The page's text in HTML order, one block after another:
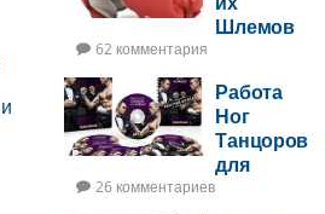
Шлемов
62 комментария
Работа
Ног
Танцоров
для
26 комментариев